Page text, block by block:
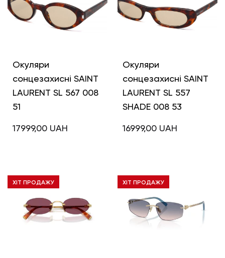
Окуляри
сонцезахисні SAINT
LAURENT SL 567 008
51
17999,00 UAH
Окуляри
сонцезахисні SAINT
LAURENT SL 557
SHADE 008 53
16999,00 UAH
ХІТ ПРОДАЖУ ХІТ ПРОДАЖУ